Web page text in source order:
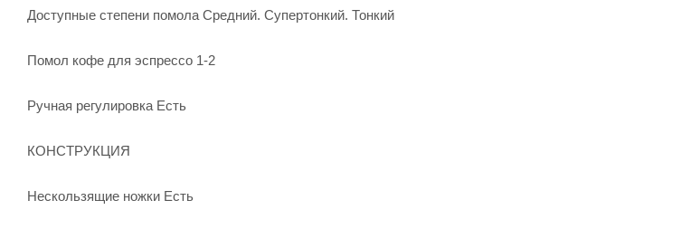
Доступные степени помола Средний. Супертонкий. Тонкий
Помол кофе для эспрессо 1-2
Ручная регулировка Есть
КОНСТРУКЦИЯ
Нескользящие ножки Есть